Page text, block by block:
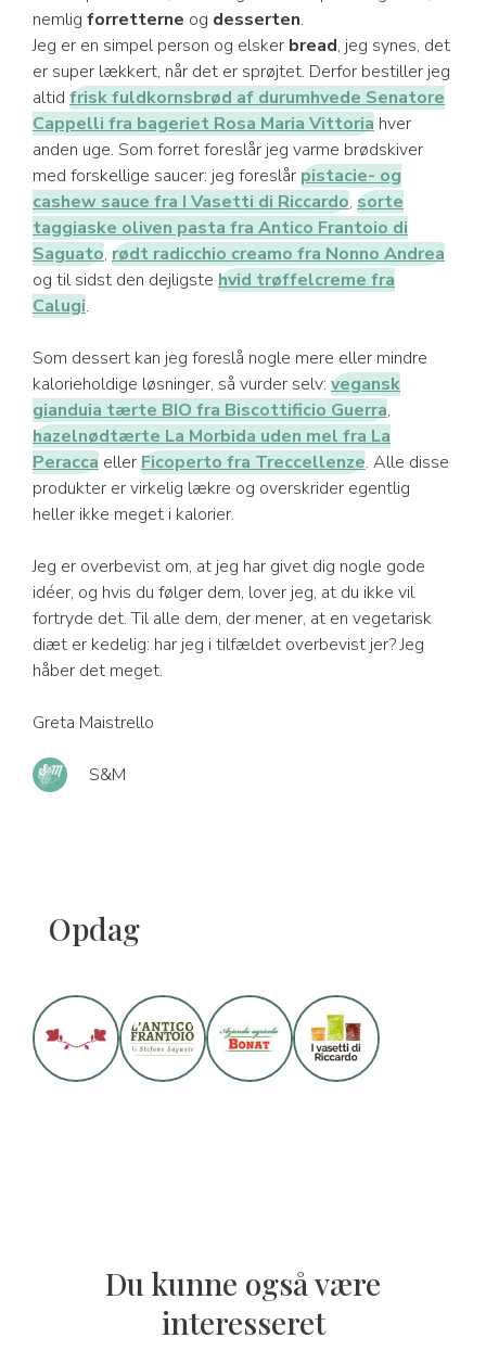
nemlig forretterne og desserten.
Jeg er en simpel person og elsker bread, jeg synes, det
er super lækkert, når det er sprøjtet. Derfor bestiller jeg
altid frisk fuldkornsbrød af durumhvede Senatore
Cappelli fra bageriet Rosa Maria Vittoria hver
anden uge. Som forret foreslår jeg varme brødskiver
med forskellige saucer: jeg foreslårpistacie- og
cashew sauce fra I Vasetti di Riccardo, sorte
taggiaske oliven pasta fra Antico Frantoio di
Saguato, rødt radicchio creamo fra Nonno Andrea
og til sidst den dejligste hvid trøffelcreme fra
Calugi.
Som dessert kan jeg foreslå nogle mere eller mindre
kalorieholdige løsninger, så vurder selv: vegansk
gianduia tærte BIO fra Biscottificio Guerra,
hazelnødtærte La Morbida uden mel fra La
Peracca ellerFicoperto fra Treccellenze. Alle disse
produkter er virkelig lækre og overskrider egentlig
heller ikke meget i kalorier.
Jeg er overbevist om, at jeg har givet dig nogle gode
idéer, og hvis du følger dem, lover jeg, at du ikke vil
fortryde det. Til alle dem, der mener, at en vegetarisk
diæt er kedelig: har jeg i tilfældet overbevist jer? Jeg
håber det meget.
Greta Maistrello
S&M
Opdag
Du kunne også være
interesseret